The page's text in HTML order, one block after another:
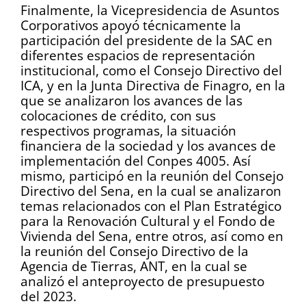
Finalmente, la Vicepresidencia de Asuntos
Corporativos apoyó técnicamente la
participación del presidente de la SAC en
diferentes espacios de representación
institucional, como el Consejo Directivo del
ICA, y en la Junta Directiva de Finagro, en la
que se analizaron los avances de las
colocaciones de crédito, con sus
respectivos programas, la situación
financiera de la sociedad y los avances de
implementación del Conpes 4005. Así
mismo, participó en la reunión del Consejo
Directivo del Sena, en la cual se analizaron
temas relacionados con el Plan Estratégico
para la Renovación Cultural y el Fondo de
Vivienda del Sena, entre otros, así como en
la reunión del Consejo Directivo de la
Agencia de Tierras, ANT, en la cual se
analizó el anteproyecto de presupuesto
del 2023.